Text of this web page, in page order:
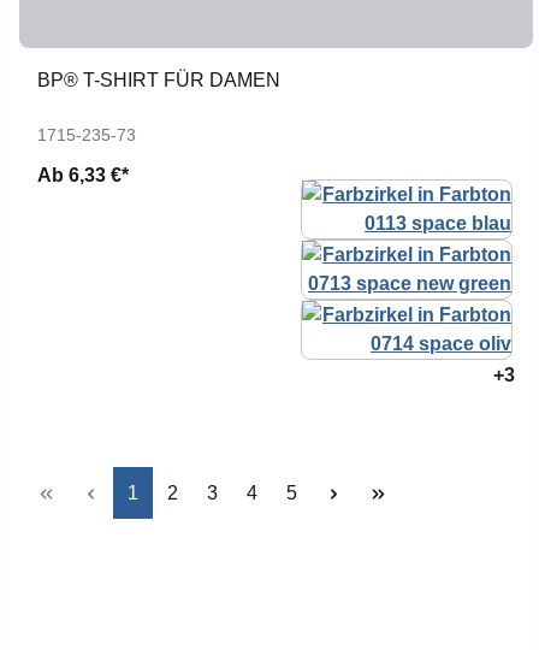
BP® T-SHIRT FÜR DAMEN
1715-235-73
Ab 6,33 €*
+3
Seite
1 Seite
2 Seite
3 Seite
4 Seite
5